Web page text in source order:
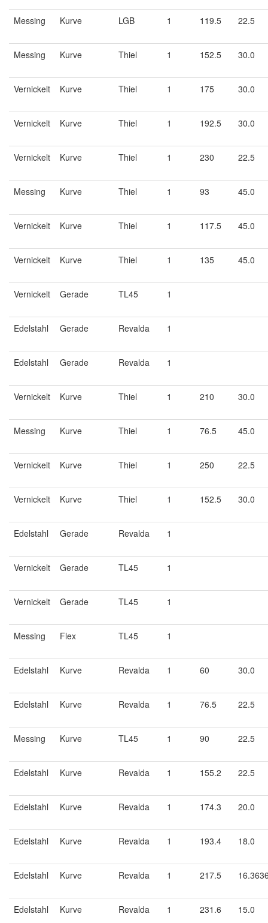
Messing Kurve LGB 1 119.5 22.5
Messing Kurve Thiel 1 152.5 30.0
Vernickelt Kurve Thiel 1 175 30.0
Vernickelt Kurve Thiel 1 192.5 30.0
Vernickelt Kurve Thiel 1 230 22.5
Messing Kurve Thiel 1 93 45.0
Vernickelt Kurve Thiel 1 117.5 45.0
Vernickelt Kurve Thiel 1 135 45.0
Vernickelt Gerade TL45 1
Edelstahl Gerade Revalda 1
Edelstahl Gerade Revalda 1
Vernickelt Kurve Thiel 1 210 30.0
Messing Kurve Thiel 1 76.5 45.0
Vernickelt Kurve Thiel 1 250 22.5
Vernickelt Kurve Thiel 1 152.5 30.0
Edelstahl Gerade Revalda 1
Vernickelt Gerade TL45 1
Vernickelt Gerade TL45 1
Messing Flex TL45 1
Edelstahl Kurve Revalda 1 60 30.0
Edelstahl Kurve Revalda 1 76.5 22.5
Messing Kurve TL45 1 90 22.5
Edelstahl Kurve Revalda 1 155.2 22.5
Edelstahl Kurve Revalda 1 174.3 20.0
Edelstahl Kurve Revalda 1 193.4 18.0
Edelstahl Kurve Revalda 1 217.5
Edelstahl Kurve Revalda 1 231.6 15.0